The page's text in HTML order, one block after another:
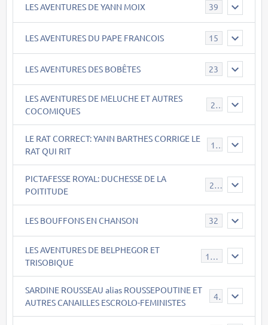
LES AVENTURES DE YANN MOIX 39
LES AVENTURES DU PAPE FRANCOIS 15
LES AVENTURES DES BOBÊTES 23
LES AVENTURES DE MELUCHE ET AUTRES
COCOMIQUES
22
LE RAT CORRECT: YANN BARTHES CORRIGE LE
RAT QUI RIT
15
PICTAFESSE ROYAL: DUCHESSE DE LA
POITITUDE
23
LES BOUFFONS EN CHANSON 32
LES AVENTURES DE BELPHEGOR ET
TRISOBIQUE
147
SARDINE ROUSSEAU alias ROUSSEPOUTINE ET
AUTRES CANAILLES ESCROLO-FEMINISTES
40